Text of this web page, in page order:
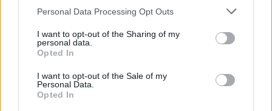
Personal Data Processing Opt Outs
I want to opt-out of the Sharing of my
personal data.
Opted In
I want to opt-out of the Sale of my
Personal Data.
Opted In
Vanduo iš čiaupo turi daug naudos, bet vieno jame
trūksta: atskleidė ko